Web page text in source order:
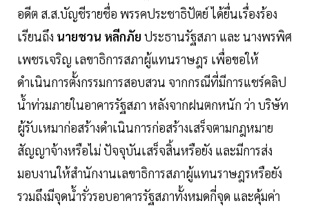
อดีต ส.ส.บัญชีรายชื่อ พรรคประชาธิปัตย์ ได้ยื่นเรื่องร้อง
เรียนถึง นายชวน หลีกภัย ประธานรัฐสภา และ นางพรพิศ
เพชรเจริญ เลขาธิการสภาผู้แทนราษฎร เพื่อขอให้
ดำเนินการตั้งกรรมการสอบสวน จากกรณีที่มีการแชร์คลิป
น้ำท่วมภายในอาคารรัฐสภา หลังจากฝนตกหนัก ว่า บริษัท
ผู้รับเหมาก่อสร้างดำเนินการก่อสร้างเสร็จตามกฎหมาย
สัญญาจ้างหรือไม่ ปัจจุบันเสร็จสิ้นหรือยัง และมีการส่ง
มอบงานให้สำนักงานเลขาธิการสภาผู้แทนราษฎรหรือยัง
รวมถึงมีจุดน้ำรั่วรอบอาคารรัฐสภาทั้งหมดกี่จุด และคุ้มค่า